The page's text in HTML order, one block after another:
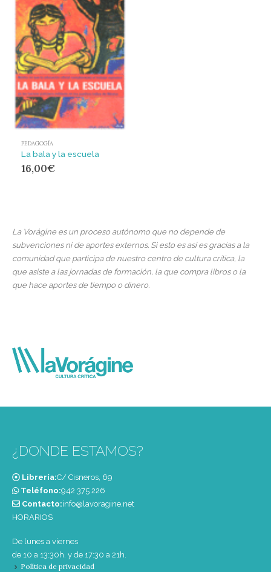
PEDAGOGÍA
La bala y la escuela
16,00€
La Vorágine es un proceso autónomo que no depende de
subvenciones ni de aportes externos. Si esto es así es gracias a la
comunidad que participa de nuestro centro de cultura crítica, la
que asiste a las jornadas de formación, la que compra libros o la
que hace aportes de tiempo o dinero.
¿DONDE ESTAMOS?
Librería:C/ Cisneros, 69
Teléfono:‭942 375 226‬
Contacto:info@lavoragine.net
HORARIOS
De lunes a viernes
de 10 a 13:30h. y de 17:30 a 21h.
Política de privacidad